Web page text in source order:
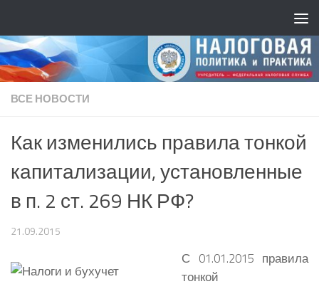
ВСЕ НОВОСТИ
Как изменились правила тонкой
капитализации, установленные
в п. 2 ст. 269 НК РФ?
21.09.2015
С 01.01.2015 правила
тонкой